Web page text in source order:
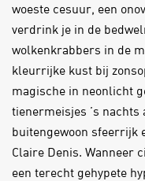
woeste cesuur, een
verdrink je in de
wolkenkrabbers in de
kleurrijke kust bij
magische in neonlicht
tienermeisjes ’s nachts
buitengewoon sfeerrijk
Claire Denis. Wanneer
een terecht gehypete